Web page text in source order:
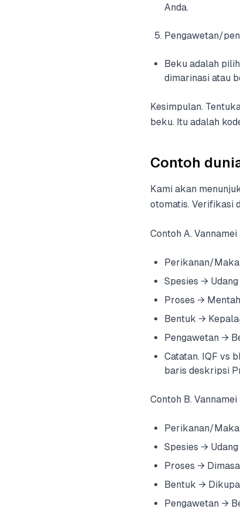
Anda.
Pengawetan/
Beku adalah
dimarinasi atau
Kesimpulan.
beku. Itu adalah
Contoh
Kami akan
otomatis. Verifikasi
Contoh A.
Perikanan/
Spesies →
Proses →
Bentuk →
Pengawetan →
Catatan. IQF vs
baris deskripsi
Contoh B.
Perikanan/
Spesies → Udang
Proses →
Bentuk →
Pengawetan →